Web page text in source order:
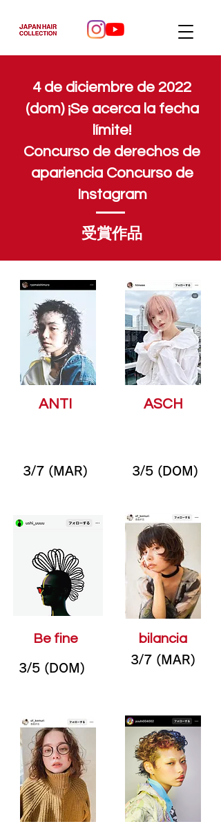
4 de diciembre de 2022
(dom) ¡Se acerca la fecha
límite!
Concurso de derechos de
apariencia Concurso de
Instagram
受賞作品
ANTI
3/7 (MAR)
ASCH
3/5 (DOM)
Be fine
3/5 (DOM)
bilancia
3/7 (MAR)